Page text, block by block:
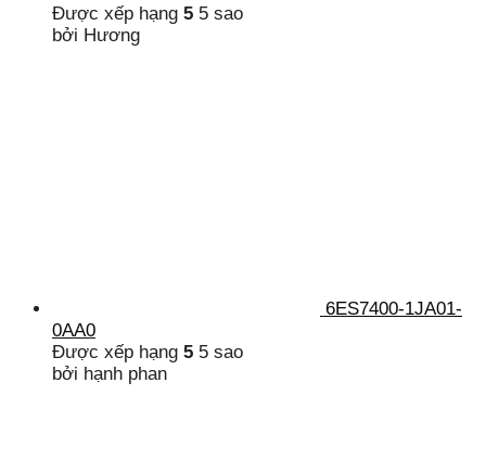
Được xếp hạng 5 5 sao
bởi Hương
6ES7400-1JA01-
0AA0
Được xếp hạng 5 5 sao
bởi hạnh phan